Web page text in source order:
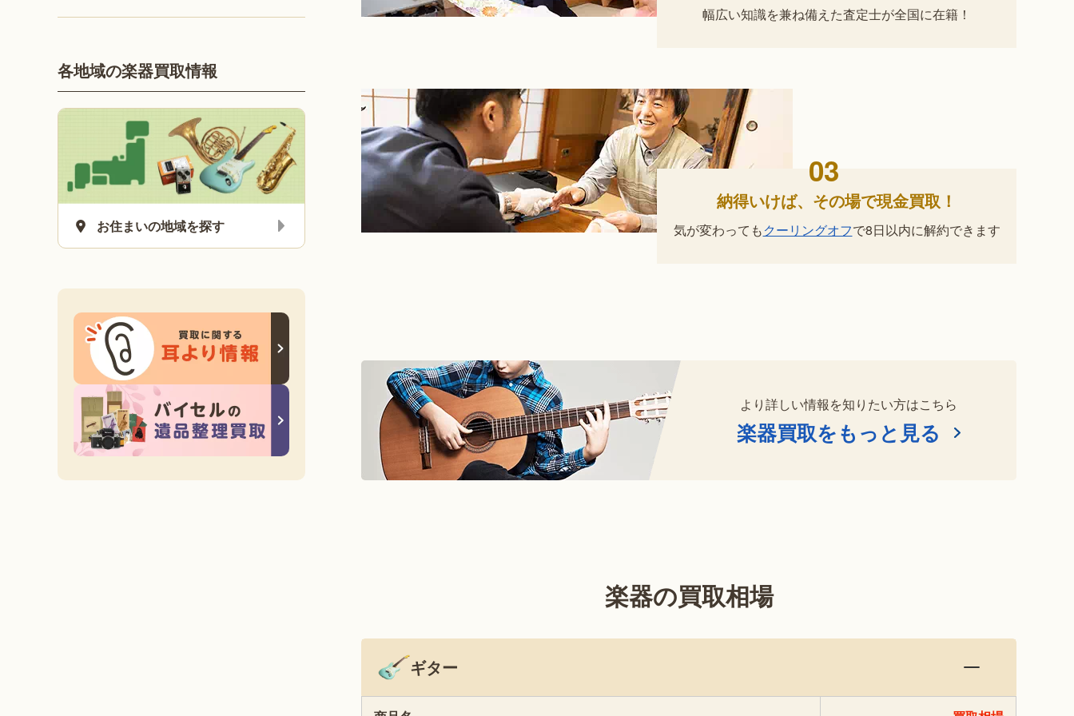
幅広い知識を兼ね備えた査定士が全国に在籍！
03
納得いけば、 その場で現金買取！
気が変わってもクーリングオフで8日以内に解約できます
より詳しい情報を知りたい方はこちら
楽器買取をもっと見る
楽器の買取相場
ギター
各地域の楽器買取情報
お住まいの地域を探す